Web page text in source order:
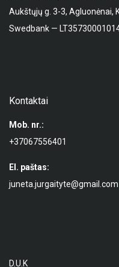
Aukštųjų g. 3-3, Agluonėnai,
Swedbank —
Kontaktai
Mob. nr.:
+37067556401
El. paštas:
juneta.jurgaityte@gmail.com
D.U.K